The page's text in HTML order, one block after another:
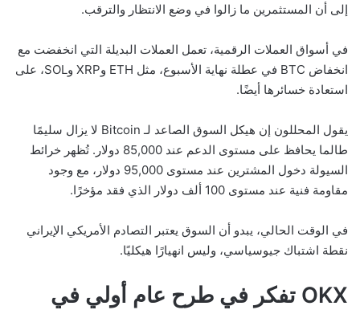
إلى أن المستثمرين ما زالوا في وضع الانتظار والترقب.
في أسواق العملات الرقمية، تعمل العملات البديلة التي انخفضت مع
انخفاض BTC في عطلة نهاية الأسبوع، مثل ETH وXRP وSOL، على
استعادة خسائرها أيضًا.
يقول المحللون إن هيكل السوق الصاعد لـ Bitcoin لا يزال سليمًا
طالما يحافظ على مستوى الدعم عند 85,000 دولار. تُظهر خرائط
السيولة دخول المشترين عند مستوى 95,000 دولار، مع وجود
مقاومة فنية عند مستوى 100 ألف دولار الذي فقد مؤخرًا.
في الوقت الحالي، يبدو أن السوق يعتبر التصادم الأمريكي الإيراني
نقطة اشتباك جيوسياسي، وليس انهيارًا هيكليًا.
OKX تفكر في طرح عام أولي في